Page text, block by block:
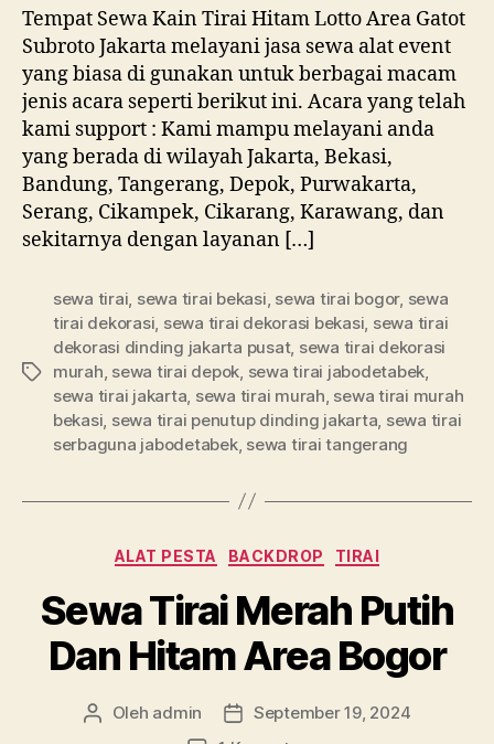
Tirai
Lotto
Area
Gatot
Subroto
Jakarta
Tempat Sewa Kain Tirai Hitam Lotto Area Gatot
Subroto Jakarta melayani jasa sewa alat event
yang biasa di gunakan untuk berbagai macam
jenis acara seperti berikut ini. Acara yang telah
kami support : Kami mampu melayani anda
yang berada di wilayah Jakarta, Bekasi,
Bandung, Tangerang, Depok, Purwakarta,
Serang, Cikampek, Cikarang, Karawang, dan
sekitarnya dengan layanan […]
Tag
sewa tirai sewa tirai bekasi sewa tirai bogor, sewa
tirai dekorasi sewa tirai dekorasi bekasi sewa tirai
dekorasi dinding jakarta pusat, sewa tirai dekorasi
murah sewa tirai depok sewa tirai jabodetabek
sewa tirai jakarta sewa tirai murah sewa tirai murah
bekasi sewa tirai penutup dinding jakarta sewa tirai
serbaguna jabodetabek, sewa tirai tangerang
Kategori
ALAT PESTA BACKDROP TIRAI
Sewa Tirai Merah Putih
Dan Hitam Area Bogor
Penulis
Oleh admin
Tanggal
artikel
September 19, 2024